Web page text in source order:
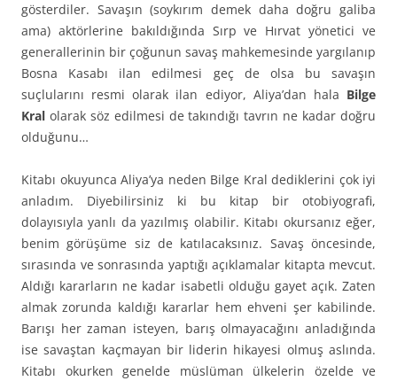
gösterdiler. Savaşın (soykırım demek daha doğru galiba
ama) aktörlerine bakıldığında Sırp ve Hırvat yönetici ve
generallerinin bir çoğunun savaş mahkemesinde yargılanıp
Bosna Kasabı ilan edilmesi geç de olsa bu savaşın
suçlularını resmi olarak ilan ediyor, Aliya’dan hala Bilge
Kral olarak söz edilmesi de takındığı tavrın ne kadar doğru
olduğunu…
Kitabı okuyunca Aliya’ya neden Bilge Kral dediklerini çok iyi
anladım. Diyebilirsiniz ki bu kitap bir otobiyografi,
dolayısıyla yanlı da yazılmış olabilir. Kitabı okursanız eğer,
benim görüşüme siz de katılacaksınız. Savaş öncesinde,
sırasında ve sonrasında yaptığı açıklamalar kitapta mevcut.
Aldığı kararların ne kadar isabetli olduğu gayet açık. Zaten
almak zorunda kaldığı kararlar hem ehveni şer kabilinde.
Barışı her zaman isteyen, barış olmayacağını anladığında
ise savaştan kaçmayan bir liderin hikayesi olmuş aslında.
Kitabı okurken genelde müslüman ülkelerin özelde ve